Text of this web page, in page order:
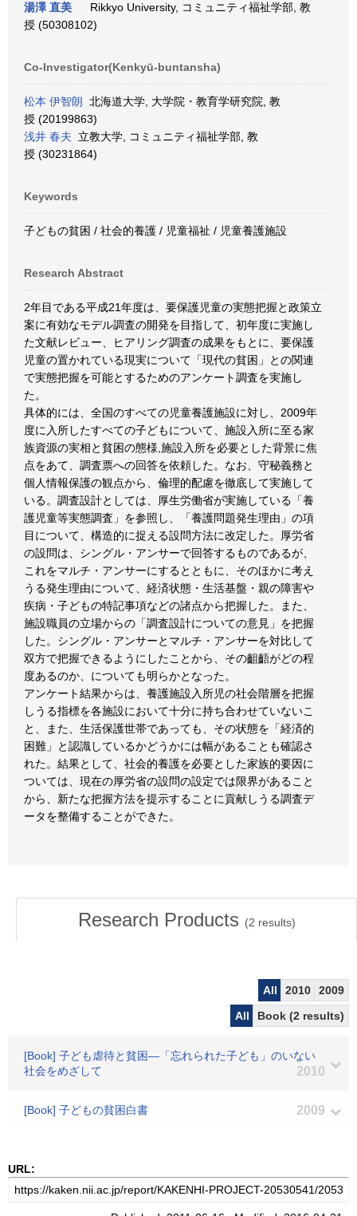
湯澤 直美
Rikkyo University, コミュニティ福祉学部, 教
授 (50308102)
Co-Investigator(Kenkyū-buntansha)
松本 伊智朗 北海道大学, 大学院・教育学研究院, 教
授 (20199863)
浅井 春夫 立教大学, コミュニティ福祉学部, 教
授 (30231864)
Keywords
子どもの貧困 / 社会的養護 / 児童福祉 / 児童養護施設
Research Abstract
2年目である平成21年度は、要保護児童の実態把握と政策立
案に有効なモデル調査の開発を目指して、初年度に実施し
た文献レビュー、ヒアリング調査の成果をもとに、要保護
児童の置かれている現実について「現代の貧困」との関連
で実態把握を可能とするためのアンケート調査を実施し
た。
具体的には、全国のすべての児童養護施設に対し、2009年
度に入所したすべての子どもについて、施設入所に至る家
族資源の実相と貧困の態様,施設入所を必要とした背景に焦
点をあて、調査票への回答を依頼した。なお、守秘義務と
個人情報保護の観点から、倫理的配慮を徹底して実施して
いる。調査設計としては、厚生労働省が実施している「養
護児童等実態調査」を参照し、「養護問題発生理由」の項
目について、構造的に捉える設問方法に改定した。厚労省
の設問は、シングル・アンサーで回答するものであるが、
これをマルチ・アンサーにするとともに、そのほかに考え
うる発生理由について、経済状態・生活基盤・親の障害や
疾病・子どもの特記事項などの諸点から把握した。また、
施設職員の立場からの「調査設計についての意見」を把握
した。シングル・アンサーとマルチ・アンサーを対比して
双方で把握できるようにしたことから、その齟齬がどの程
度あるのか、についても明らかとなった。
アンケート結果からは、養護施設入所児の社会階層を把握
しうる指標を各施設において十分に持ち合わせていないこ
と、また、生活保護世帯であっても、その状態を「経済的
困難」と認識しているかどうかには幅があることも確認さ
れた。結果として、社会的養護を必要とした家族的要因に
ついては、現在の厚労省の設問の設定では限界があること
から、新たな把握方法を提示することに貢献しうる調査デ
ータを整備することができた。
Research Products (2 results)
All 2010
2009
All
Book (2 results)
[Book] 子ども虐待と貧困―「忘れられた子ども」のいない
社会をめざして
2010
[Book] 子どもの貧困白書 2009
URL: